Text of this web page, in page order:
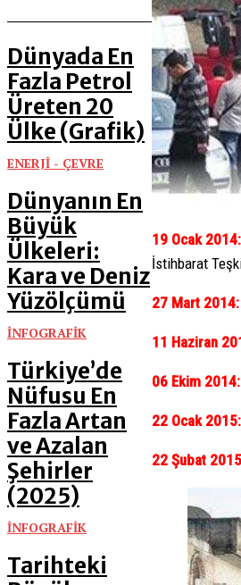
Dünyada En
Fazla Petrol
Üreten 20
Ülke (Grafik)
ENERJİ - ÇEVRE
Dünyanın En
Büyük
Ülkeleri:
Kara ve Deniz
Yüzölçümü
İNFOGRAFİK
Türkiye’de
Nüfusu En
Fazla Artan
ve Azalan
Şehirler
(2025)
İNFOGRAFİK
Tarihteki
19 Ocak 2014:
İstihbarat
27 Mart 2014:
11 Haziran
06 Ekim 2014:
22 Ocak 2015:
22 Şubat